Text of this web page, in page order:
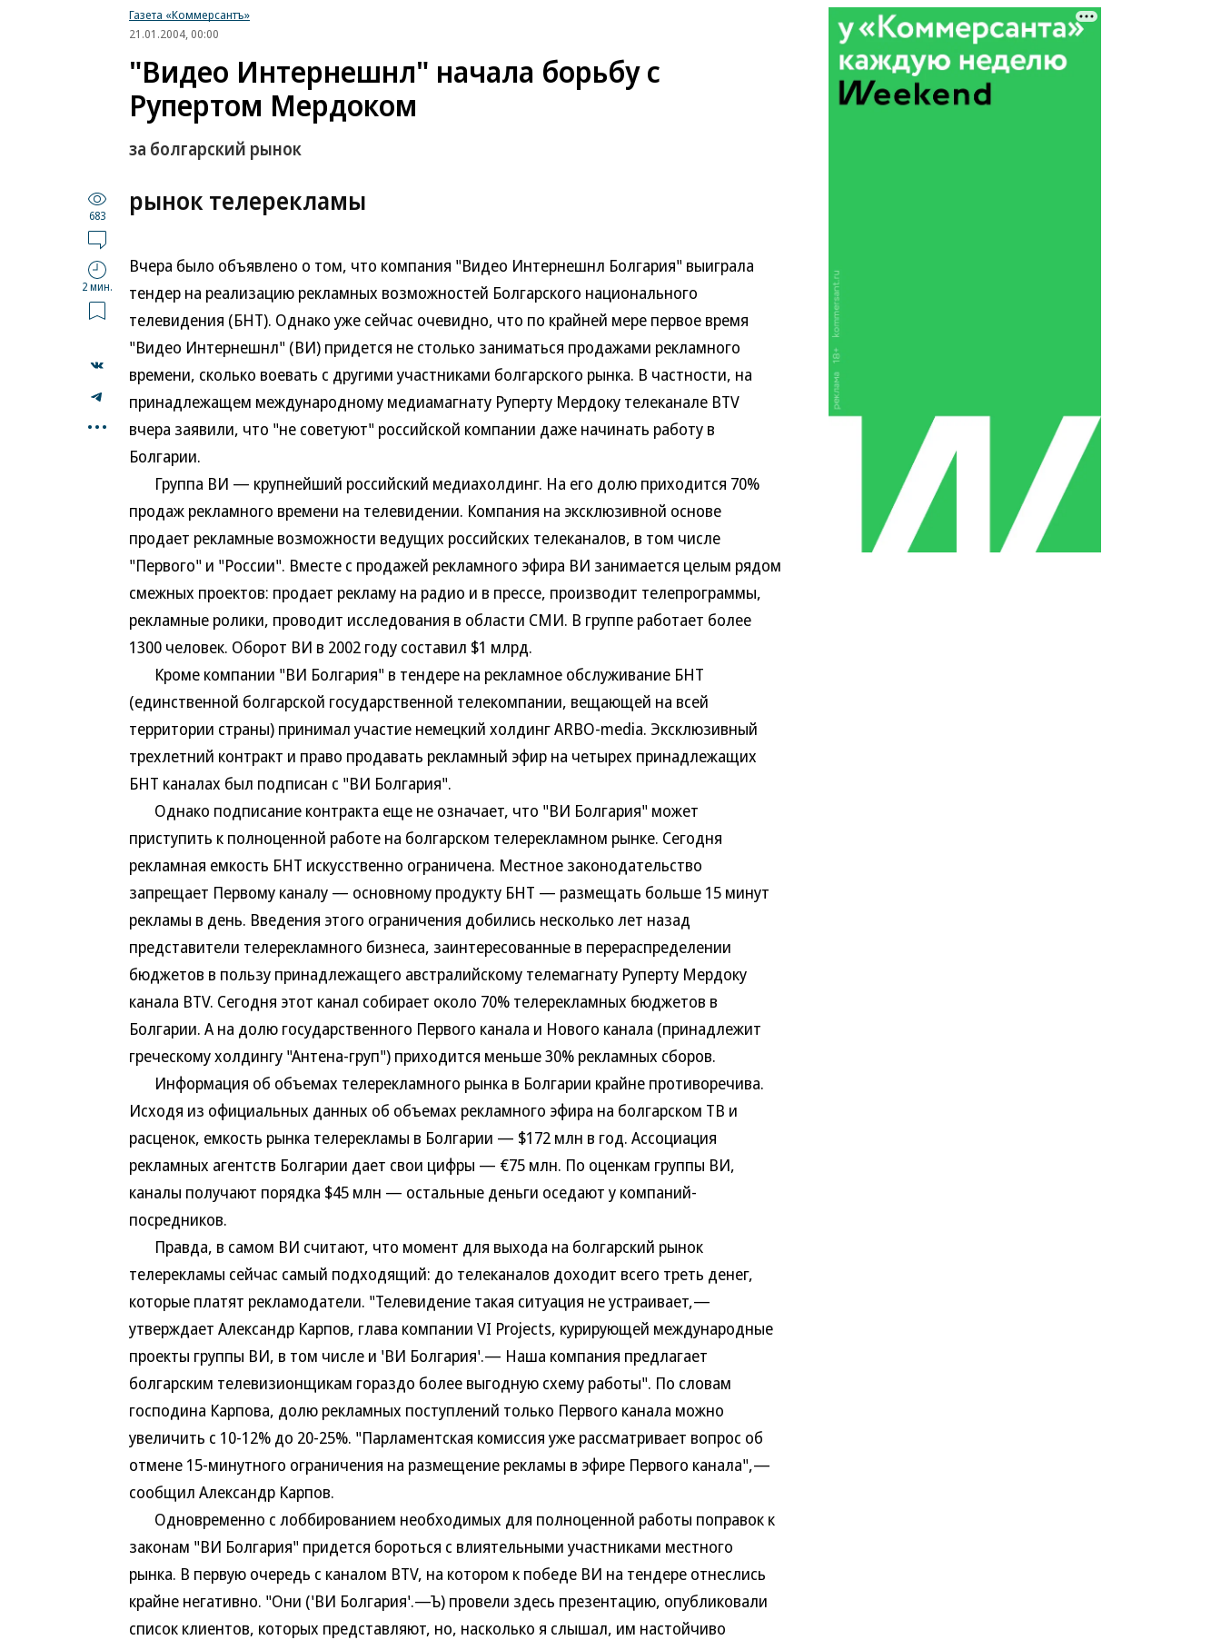
Газета «Коммерсантъ»
21.01.2004, 00:00
"Видео Интернешнл" начала борьбу с
Рупертом Мердоком
за болгарский рынок
683
2 мин.
...
рынок телерекламы
Вчера было объявлено о том, что компания "Видео Интернешнл Болгария" выиграла
тендер на реализацию рекламных возможностей Болгарского национального
телевидения (БНТ). Однако уже сейчас очевидно, что по крайней мере первое время
"Видео Интернешнл" (ВИ) придется не столько заниматься продажами рекламного
времени, сколько воевать с другими участниками болгарского рынка. В частности, на
принадлежащем международному медиамагнату Руперту Мердоку телеканале BTV
вчера заявили, что "не советуют" российской компании даже начинать работу в
Болгарии.
Группа ВИ — крупнейший российский медиахолдинг. На его долю приходится 70%
продаж рекламного времени на телевидении. Компания на эксклюзивной основе
продает рекламные возможности ведущих российских телеканалов, в том числе
"Первого" и "России". Вместе с продажей рекламного эфира ВИ занимается целым рядом
смежных проектов: продает рекламу на радио и в прессе, производит телепрограммы,
рекламные ролики, проводит исследования в области СМИ. В группе работает более
1300 человек. Оборот ВИ в 2002 году составил $1 млрд.
Кроме компании "ВИ Болгария" в тендере на рекламное обслуживание БНТ
(единственной болгарской государственной телекомпании, вещающей на всей
территории страны) принимал участие немецкий холдинг ARBO-media. Эксклюзивный
трехлетний контракт и право продавать рекламный эфир на четырех принадлежащих
БНТ каналах был подписан с "ВИ Болгария".
Однако подписание контракта еще не означает, что "ВИ Болгария" может
приступить к полноценной работе на болгарском телерекламном рынке. Сегодня
рекламная емкость БНТ искусственно ограничена. Местное законодательство
запрещает Первому каналу — основному продукту БНТ — размещать больше 15 минут
рекламы в день. Введения этого ограничения добились несколько лет назад
представители телерекламного бизнеса, заинтересованные в перераспределении
бюджетов в пользу принадлежащего австралийскому телемагнату Руперту Мердоку
канала BTV. Сегодня этот канал собирает около 70% телерекламных бюджетов в
Болгарии. А на долю государственного Первого канала и Нового канала (принадлежит
греческому холдингу "Антена-груп") приходится меньше 30% рекламных сборов.
Информация об объемах телерекламного рынка в Болгарии крайне противоречива.
Исходя из официальных данных об объемах рекламного эфира на болгарском ТВ и
расценок, емкость рынка телерекламы в Болгарии — $172 млн в год. Ассоциация
рекламных агентств Болгарии дает свои цифры — €75 млн. По оценкам группы ВИ,
каналы получают порядка $45 млн — остальные деньги оседают у компаний-
посредников.
Правда, в самом ВИ считают, что момент для выхода на болгарский рынок
телерекламы сейчас самый подходящий: до телеканалов доходит всего треть денег,
которые платят рекламодатели. "Телевидение такая ситуация не устраивает,—
утверждает Александр Карпов, глава компании VI Projects, курирующей международные
проекты группы ВИ, в том числе и 'ВИ Болгария'.— Наша компания предлагает
болгарским телевизионщикам гораздо более выгодную схему работы". По словам
господина Карпова, долю рекламных поступлений только Первого канала можно
увеличить с 10-12% до 20-25%. "Парламентская комиссия уже рассматривает вопрос об
отмене 15-минутного ограничения на размещение рекламы в эфире Первого канала",—
сообщил Александр Карпов.
Одновременно с лоббированием необходимых для полноценной работы поправок к
законам "ВИ Болгария" придется бороться с влиятельными участниками местного
рынка. В первую очередь с каналом BTV, на котором к победе ВИ на тендере отнеслись
крайне негативно. "Они ('ВИ Болгария'.—Ъ) провели здесь презентацию, опубликовали
список клиентов, которых представляют, но, насколько я слышал, им настойчиво